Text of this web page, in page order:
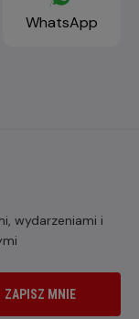
WhatsApp
wydarzeniami i
ZAPISZ MNIE